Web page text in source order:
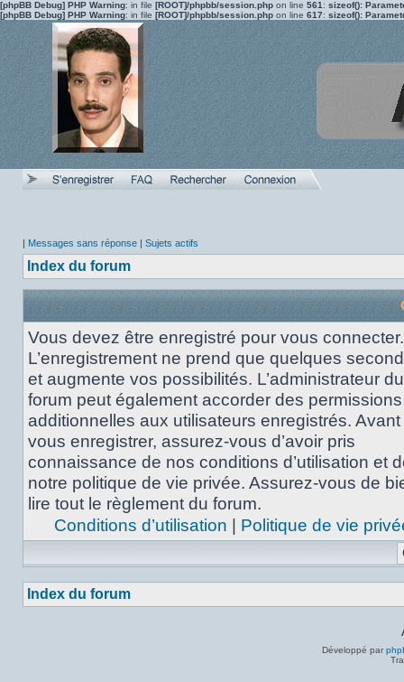
[phpBB Debug] PHP Warning: in file [ROOT]/phpbb/session.php on line 561 : sizeof():
[phpBB Debug] PHP Warning: in file [ROOT]/phpbb/session.php on line 617: sizeof():
| Messages sans réponse | Sujets actifs
Index du forum
Vous devez être enregistré pour vous connecter.
L’enregistrement ne prend que quelques
et augmente vos possibilités. L’administrateur du
forum peut également accorder des permissions
additionnelles aux utilisateurs enregistrés.
vous enregistrer, assurez-vous d’avoir pris
connaissance de nos conditions d’utilisation et
notre politique de vie privée. Assurez-vous de
lire tout le règlement du forum.
Conditions d’utilisation | Politique de vie
Index du forum
Développé par